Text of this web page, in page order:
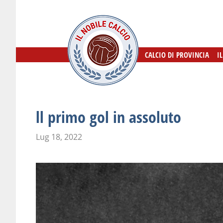
CALCIO DI PROVINCIA
CALCIO DI PROVINCIA
ll primo gol in assoluto
Lug 18, 2022